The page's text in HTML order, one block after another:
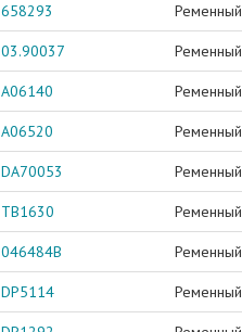
658293
03.90037
A06140
A06520
DA70053
TB1630
046484B
DP5114